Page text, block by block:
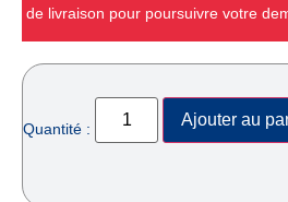
de livraison pour poursuivre votre
Quantité : Ajouter au